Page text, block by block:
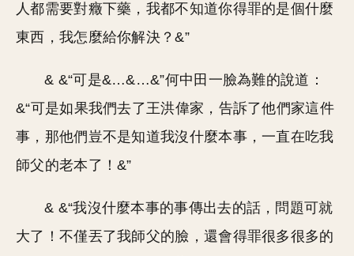
人都需要對癥下藥，我都不知道你得罪的是個什麼
東西，我怎麼給你解決？&”
& &“可是&…&…&”何中田一臉為難的說道：
&“可是如果我們去了王洪偉家，告訴了他們家這件
事，那他們豈不是知道我沒什麼本事，一直在吃我
師父的老本了！&”
& &“我沒什麼本事的事傳出去的話，問題可就
大了！不僅丟了我師父的臉，還會得罪很多很多的